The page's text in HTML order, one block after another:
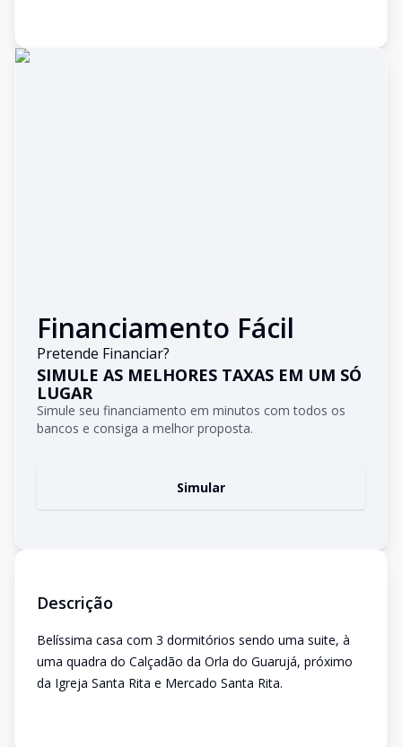
Financiamento Fácil
Pretende Financiar?
SIMULE AS MELHORES TAXAS EM UM SÓ
LUGAR
Simule seu financiamento em minutos com todos os
bancos e consiga a melhor proposta.
Simular
Descrição
Belíssima casa com 3 dormitórios sendo uma suite, à
uma quadra do Calçadão da Orla do Guarujá, próximo
da Igreja Santa Rita e Mercado Santa Rita.